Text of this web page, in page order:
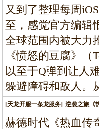
又到了整理每周
至，感觉官方编辑
全球范围内被大力
《愤怒的豆腐》
以至于Q弹到让人
躲避障碍和敌人。
[天龙开服一条龙服务] 逆袭之旅《
赫德时代《热血传